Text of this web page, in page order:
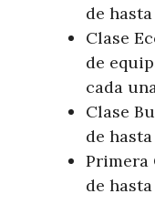
de
Clase
de
cada
Clase
de
Primera
de